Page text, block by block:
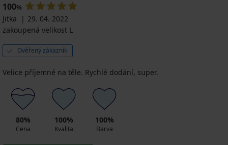
100%
Jitka
29. 04. 2022
zakoupená velikost L
Ověřený zákazník
Velice příjemné na těle. Rychlé dodání, super.
80%
Cena
100%
Kvalita
100%
Barva